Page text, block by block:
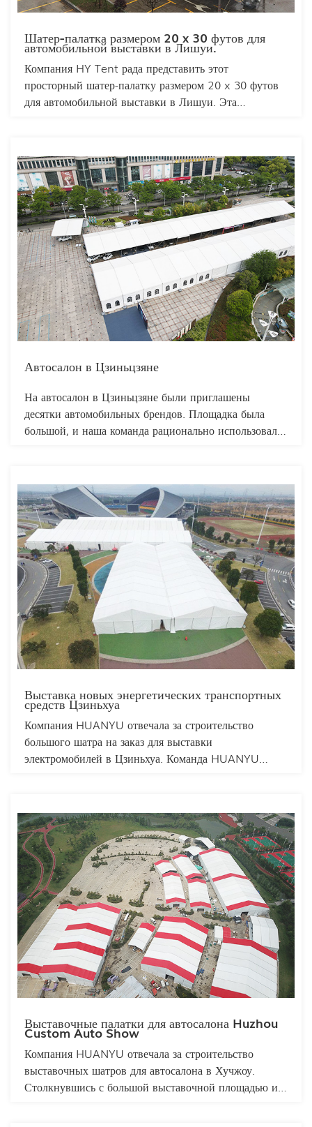
Шатер-палатка размером 20 x 30 футов для
автомобильной выставки в Лишуи.
Компания HY Tent рада представить этот
просторный шатер-палатку размером 20 x 30 футов
для автомобильной выставки в Лишуи. Эта
демонстрации автомобилей и продвижения брендов.
Прочная, устойчивая к погодным условиям
конструкция обеспечивает надежную защиту,
одновременно предоставляя отличную видимость и
возможности для брендирования. Конструкция без
пролетов создает беспрепятственное пространство,
улучшающее впечатления посетителей, что делает ее
исключительным выбором для автомобильных
выставок и маркетинговых мероприятий.
Автосалон в Цзиньцзяне
На автосалон в Цзиньцзяне были приглашены
десятки автомобильных брендов. Площадка была
большой, и наша команда рационально использовала
благодаря чему каждый участник мог легко найти
нужный ему бренд. Каждый автомобильный бренд
также смог рационально использовать внутреннее
пространство, чтобы продемонстрировать
особенности своей марки. Палатка имела большое
внутреннее пространство и могла вместить сотни
посетителей. Палатка обладала прочной
конструкцией, была ветро-, водонепроницаемой и
защищала от солнца.
Выставка новых энергетических транспортных
средств Цзиньхуа
Компания HUANYU отвечала за строительство
большого шатра на заказ для выставки
электромобилей в Цзиньхуа. Команда HUANYU
нужный ему бренд. Каждый бренд электромобилей
также смог рационально использовать внутреннюю
планировку площадки для демонстрации
особенностей своей марки. Шатер имеет большое
внутреннее пространство и может вместить сотни
посетителей. Шатер обладает прочной конструкцией
и не боится воздействия окружающей среды.
Выставочные палатки для автосалона Huzhou
Custom Auto Show
Компания HUANYU отвечала за строительство
выставочных шатров для автосалона в Хучжоу.
Столкнувшись с большой выставочной площадью и